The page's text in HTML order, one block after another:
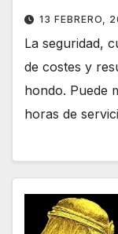
13 FEBRERO,
La seguridad,
de costes y
hondo. Puede
horas de